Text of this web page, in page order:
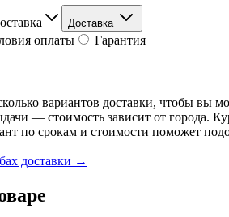
Доставка
оплаты Гарантия
вариантов доставки, чтобы вы
— стоимость зависит от города.
по срокам и стоимости поможет
доставки →